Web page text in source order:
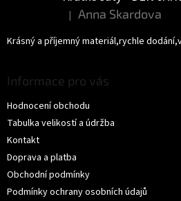
Hodnocení produktu je 5 z 5
| Anna Skardova
Krásný a příjemný materiál,rychle
Informace pro vás
Hodnocení obchodu
Tabulka velikostí a údržba
Kontakt
Doprava a platba
Obchodní podmínky
Podmínky ochrany osobních údajů